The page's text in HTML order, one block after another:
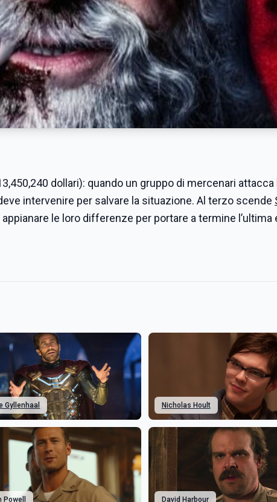
dollari): quando un gruppo di mercenari attacca
intervenire per salvare la situazione. Al terzo scende
le loro differenze per portare a termine l’ultima
Gyllenhaal Nicholas Hoult
Powell David Harbour